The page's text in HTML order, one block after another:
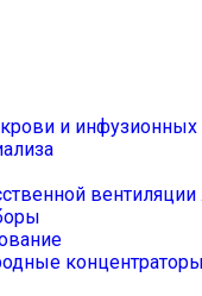
и инфузионных
вентиляции